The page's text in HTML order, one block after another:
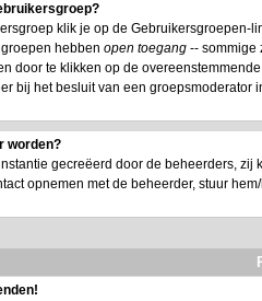
klik je op de
hebben open toegang -- sommige
door te klikken op de
bij het besluit van een
worden?
gecreëerd door de beheerders,
opnemen met de beheerder, stuur